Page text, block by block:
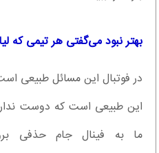
بهتر نبود می‌گفتی هر تیمی که
در فوتبال این مسائل طبیعی
این طبیعی است که دوست
ما به فینال جام‌ حذفی